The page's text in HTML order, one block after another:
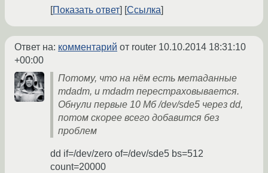
Показать ответ
Ссылка
Ответ на: комментарий от router 10.10.2014 18:31:10
+00:00
Потому, что на нём есть метаданные
mdadm, и mdadm перестраховывается.
Обнули первые 10 Мб /dev/sde5 через dd,
потом скорее всего добавится без
проблем
dd if=/dev/zero of=/dev/sde5 bs=512
count=20000